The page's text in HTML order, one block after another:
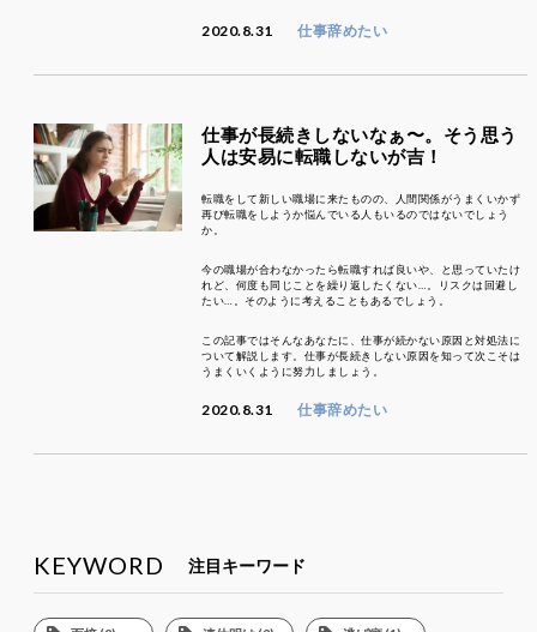
2020.8.31 仕事辞めたい
仕事が長続きしないなぁ〜。そう思う
人は安易に転職しないが吉！
転職をして新しい職場に来たものの、人間関係がうまくいかず
再び転職をしようか悩んでいる人もいるのではないでしょう
か。
今の職場が合わなかったら転職すれば良いや、と思っていたけ
れど、何度も同じことを繰り返したくない…。リスクは回避し
たい…。そのように考えることもあるでしょう。
この記事ではそんなあなたに、仕事が続かない原因と対処法に
ついて解説します。仕事が長続きしない原因を知って次こそは
うまくいくように努力しましょう。
2020.8.31 仕事辞めたい
KEYWORD 注目キーワード